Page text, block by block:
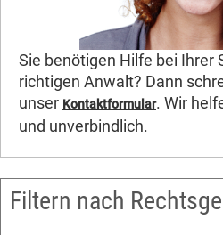
Sie benötigen Hilfe bei Ihrer
richtigen Anwalt? Dann
unser Kontaktformular. Wir
und unverbindlich.
Filtern nach